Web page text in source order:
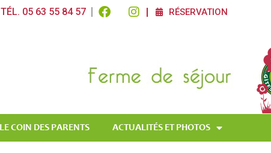
TÉL. 05 63 55 84 57 RÉSERVATION
LE COIN DES PARENTS ACTUALITÉS ET PHOTOS